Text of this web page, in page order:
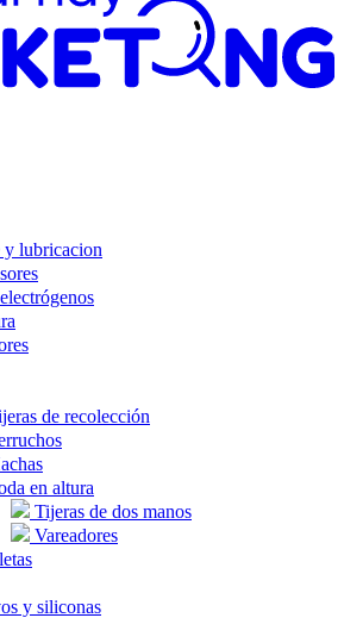
y lubricacion
de recolección
en altura
Tijeras de dos manos
Vareadores
y siliconas